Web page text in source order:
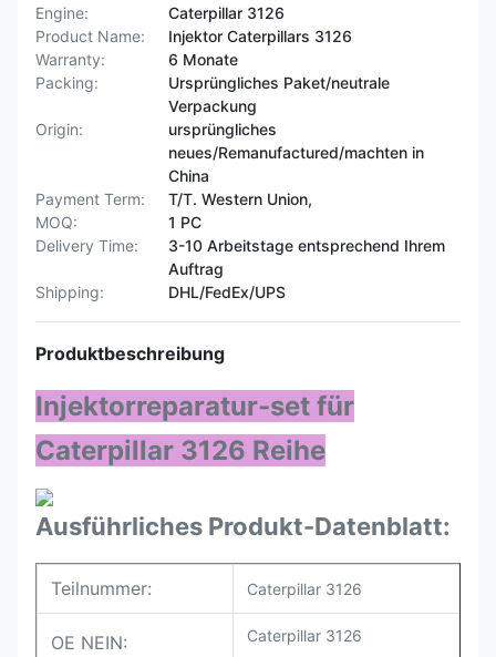
Engine:
Caterpillar 3126
Product Name:
Injektor Caterpillars 3126
Warranty:
6 Monate
Packing:
Ursprüngliches Paket/neutrale
Verpackung
Origin:
ursprüngliches
neues/Remanufactured/machten in
China
Payment Term:
T/T. Western Union,
MOQ:
1 PC
Delivery Time:
3-10 Arbeitstage entsprechend Ihrem
Auftrag
Shipping:
DHL/FedEx/UPS
Produktbeschreibung
Injektorreparatur-set für
Caterpillar 3126 Reihe
Ausführliches Produkt-Datenblatt:
Teilnummer: Caterpillar 3126
OE NEIN: Caterpillar 3126